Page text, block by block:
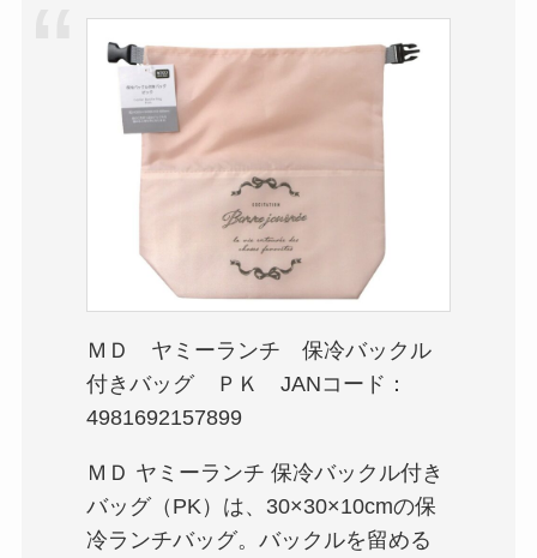
ＭＤ ヤミーランチ 保冷バックル
付きバッグ ＰＫ JANコード：
4981692157899
ＭＤ ヤミーランチ 保冷バックル付き
バッグ（PK）は、30×30×10cmの保
冷ランチバッグ。バックルを留める